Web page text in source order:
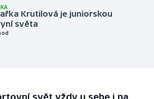
Krutilová je juniorskou
světa